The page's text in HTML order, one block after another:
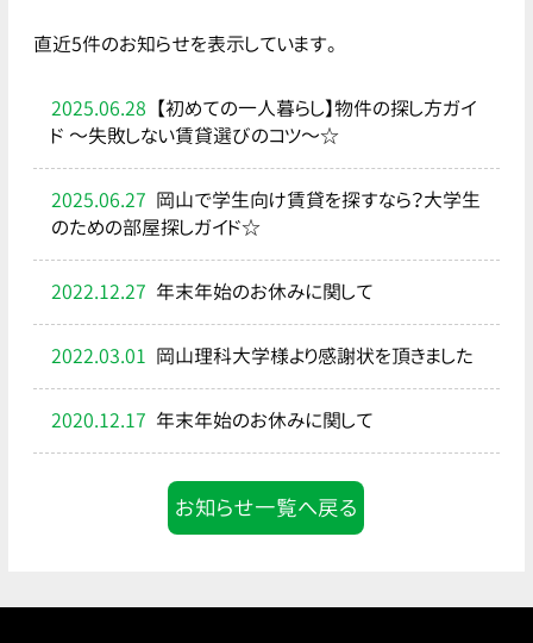
直近5件のお知らせを表示しています。
2025.06.28 【初めての一人暮らし】物件の探し方ガイ
ド ～失敗しない賃貸選びのコツ～☆
2025.06.27 岡山で学生向け賃貸を探すなら？大学生
のための部屋探しガイド☆
2022.12.27 年末年始のお休みに関して
2022.03.01 岡山理科大学様より感謝状を頂きました
2020.12.17 年末年始のお休みに関して
お知らせ一覧へ戻る